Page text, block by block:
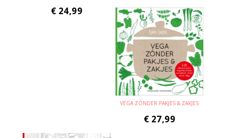
€ 24,99
VEGA ZÓNDER PAKJES & ZAKJES
€ 27,99